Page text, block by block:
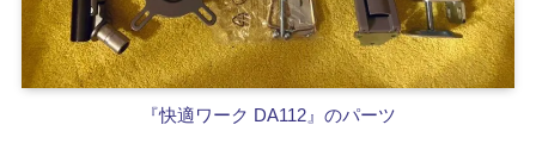
『快適ワーク DA112』のパーツ